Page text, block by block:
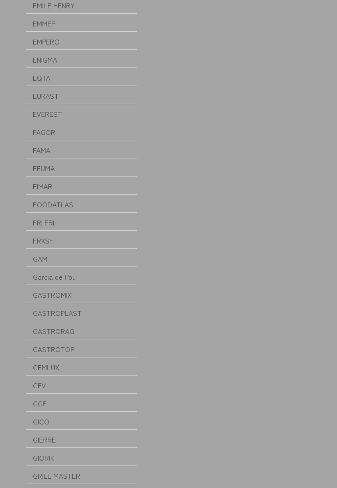
EMILE HENRY
EMMEPI
EMPERO
ENIGMA
EQTA
EURAST
EVEREST
FAGOR
FAMA
FEUMA
FIMAR
FOODATLAS
FRI FRI
FRXSH
GAM
Garcia de Pou
GASTROMIX
GASTROPLAST
GASTRORAG
GASTROTOP
GEMLUX
GEV
GGF
GICO
GIERRE
GIORIK
GRILL MASTER